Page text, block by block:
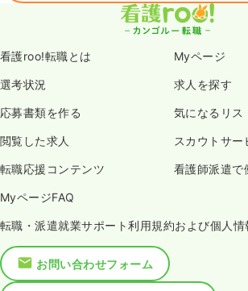
看護roo!転職とは Myページ
選考状況 求人を探す
応募書類を作る 気になるリス
閲覧した求人 スカウトサー
転職応援コンテンツ 看護師派遣で
MyページFAQ
転職・派遣就業サポート利用規約および個人情
お問い合わせフォーム